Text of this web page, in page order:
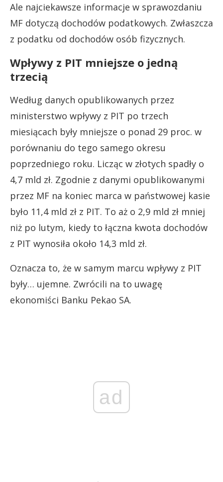
Ale najciekawsze informacje w sprawozdaniu
MF dotyczą dochodów podatkowych. Zwłaszcza
z podatku od dochodów osób fizycznych.
Wpływy z PIT mniejsze o jedną
trzecią
Według danych opublikowanych przez
ministerstwo wpływy z PIT po trzech
miesiącach były mniejsze o ponad 29 proc. w
porównaniu do tego samego okresu
poprzedniego roku. Licząc w złotych spadły o
4,7 mld zł. Zgodnie z danymi opublikowanymi
przez MF na koniec marca w państwowej kasie
było 11,4 mld zł z PIT. To aż o 2,9 mld zł mniej
niż po lutym, kiedy to łączna kwota dochodów
z PIT wynosiła około 14,3 mld zł.
Oznacza to, że w samym marcu wpływy z PIT
były… ujemne. Zwrócili na to uwagę
ekonomiści Banku Pekao SA.
ad